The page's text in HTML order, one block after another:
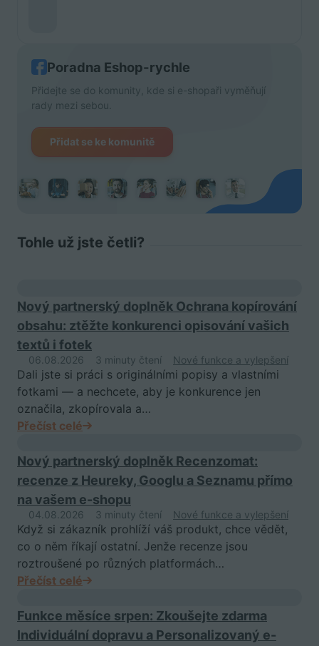
Poradna Eshop-rychle
Přidejte se do komunity, kde si e-shopaři vyměňují
rady mezi sebou.
Přidat se ke komunitě
Tohle už jste četli?
Nový partnerský doplněk Ochrana kopírování
obsahu: ztěžte konkurenci opisování vašich
textů i fotek
06.08.2026 3 minuty čtení Nové funkce a vylepšení
Dali jste si práci s originálními popisy a vlastními
fotkami — a nechcete, aby je konkurence jen
označila, zkopírovala a…
Přečíst celé
Nový partnerský doplněk Recenzomat:
recenze z Heureky, Googlu a Seznamu přímo
na vašem e-shopu
04.08.2026 3 minuty čtení Nové funkce a vylepšení
Když si zákazník prohlíží váš produkt, chce vědět,
co o něm říkají ostatní. Jenže recenze jsou
roztroušené po různých platformách…
Přečíst celé
Funkce měsíce srpen: Zkoušejte zdarma
Individuální dopravu a Personalizovaný e-